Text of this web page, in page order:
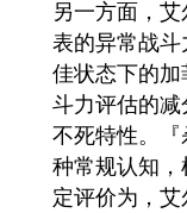
另一方面，
表的异常战
佳状态下的
斗力评估的
不死特性。
种常规认知
定评价为，艾